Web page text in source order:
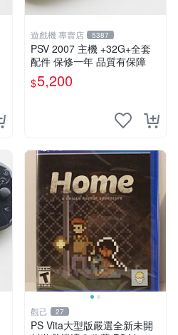
遊戲機 專賣店 5387
PSV 2007 主機 +32G+全套
配件 保修一年 品質有保障
$5,200
觀己 27
PS Vita大型版嚴選全新未開